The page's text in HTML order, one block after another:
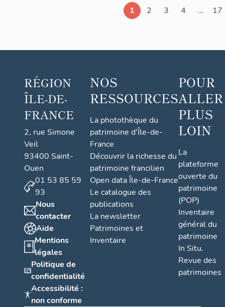
(non
1 2 3 4 ... 17
RÉGION
ÎLE-DE-
FRANCE
2, rue Simone
Veil
93400 Saint-
Ouen
01 53 85 59
93
Nous
contacter
Aide
Mentions
légales
Politique de
confidentialité
Accessibilité :
non conforme
NOS
RESSOURCES
La photothèque du
patrimoine d'Île-de-
France
Découvrir la richesse du
patrimoine francilien
Open data Île-de-France
Le catalogue des
publications
La newsletter
Patrimoines et
Inventaire
POUR
ALLER
PLUS
LOIN
La
plateforme
ouverte du
patrimoine
(POP)
Inventaire
général du
patrimoine
In Situ.
Revue des
patrimoines